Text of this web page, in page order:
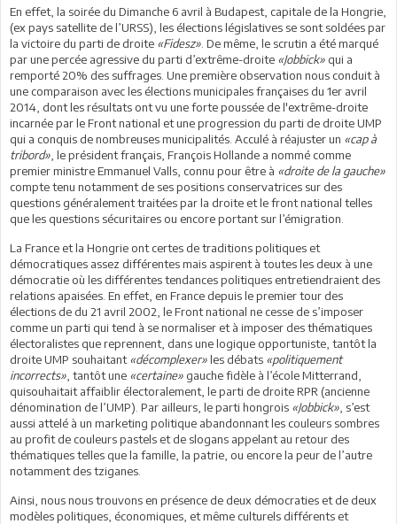
En effet, la soirée du Dimanche 6 avril à Budapest, capitale de la Hongrie,
(ex pays satellite de l’URSS), les élections législatives se sont soldées par
la victoire du parti de droite «Fidesz» . De même, le scrutin a été marqué
par une percée agressive du parti d’extrême-droite «Jobbick» qui a
remporté 20% des suffrages. Une première observation nous conduit à
une comparaison avec les élections municipales françaises du 1er avril
2014, dont les résultats ont vu une forte poussée de l'extrême-droite
incarnée par le Front national et une progression du parti de droite UMP
qui a conquis de nombreuses municipalités. Acculé à réajuster un «cap à
tribord» , le président français, François Hollande a nommé comme
premier ministre Emmanuel Valls, connu pour être à «droite de la gauche»
compte tenu notamment de ses positions conservatrices sur des
questions généralement traitées par la droite et le front national telles
que les questions sécuritaires ou encore portant sur l’émigration.
La France et la Hongrie ont certes de traditions politiques et
démocratiques assez différentes mais aspirent à toutes les deux à une
démocratie où les différentes tendances politiques entretiendraient des
relations apaisées. En effet, en France depuis le premier tour des
élections de du 21 avril 2002, le Front national ne cesse de s’imposer
comme un parti qui tend à se normaliser et à imposer des thématiques
électoralistes que reprennent, dans une logique opportuniste, tantôt la
droite UMP souhaitant«décomplexer»les débats «politiquement
incorrects» , tantôt une «certaine» gauche fidèle à l’école Mitterrand,
quisouhaitait affaiblir électoralement, le parti de droite RPR (ancienne
dénomination de l’UMP). Par ailleurs, le parti hongrois «Jobbick» , s’est
aussi attelé à un marketing politique abandonnant les couleurs sombres
au profit de couleurs pastels et de slogans appelant au retour des
thématiques telles que la famille, la patrie, ou encore la peur de l’autre
notamment des tziganes.
Ainsi, nous nous trouvons en présence de deux démocraties et de deux
modèles politiques, économiques, et même culturels différents et